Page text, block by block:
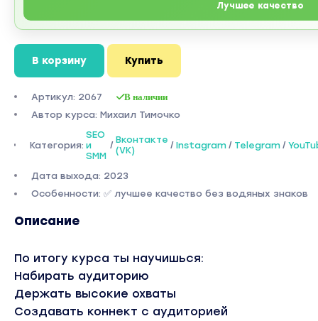
Лучшее качество
В корзину Купить
Артикул: 2067 В наличии
Автор курса: Михаил Тимочко
Категория:
SEO
и
SMM
/ Вконтакте
(VK)
/ Instagram / Telegram /
Дата выхода: 2023
Особенности: ✅ лучшее качество без водяных знаков
Описание
По итогу курса ты научишься:
Набирать аудиторию
Держать высокие охваты
Создавать коннект с аудиторией